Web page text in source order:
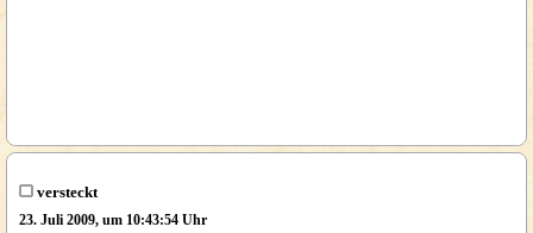
versteckt
23. Juli 2009, um 10:43:54 Uhr